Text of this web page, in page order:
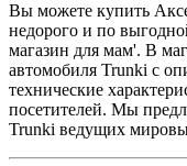
Вы можете купить
недорого и по
магазин для мам'. В
автомобиля Trunki с
технические
посетителей. Мы
Trunki ведущих